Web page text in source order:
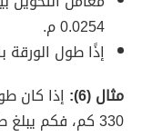
0.0254 م.
إذًا طول الورقة بالمتر = 11.69 ×
مثال (6):
إذا كان
330 كم، فكم يبلغ طول الطريق بالمتر؟